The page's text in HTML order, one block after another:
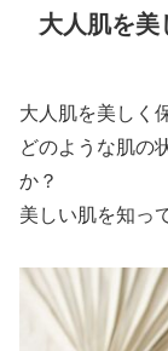
大人肌を美
大人肌を美しく
どのような肌の
か？
美しい肌を知っ